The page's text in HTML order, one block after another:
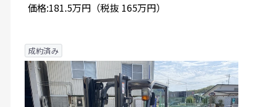
価格:181.5万円（税抜 165万円）
成約済み